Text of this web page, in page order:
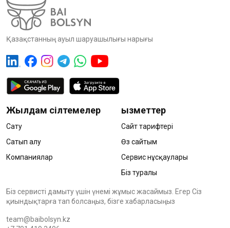
Қазақстанның ауыл шаруашылығы нарығы
Жылдам сілтемелер
Сату
Сатып алу
Компаниялар
Қызметтер
Сайт тарифтері
Өз сайтым
Сервис нұсқаулары
Біз туралы
Біз сервисті дамыту үшін үнемі жұмыс жасаймыз. Егер Сіз
қиындықтарға тап болсаңыз, бізге хабарласыңыз
team@baibolsyn.kz